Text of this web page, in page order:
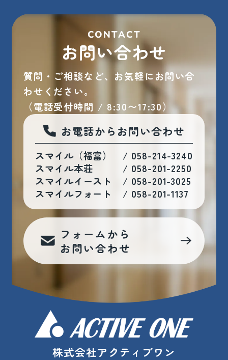
CONTACT
お問い合わせ
質問・ご相談など、お気軽にお問い合
わせください。
（電話受付時間 / 8:30〜17:30）
お電話からお問い合わせ
スマイル（福富）
スマイル本荘
スマイルイースト
スマイルフォート
/ 058-214-3240
/ 058-201-2250
/ 058-201-3025
/ 058-201-1137
フォームから
お問い合わせ
株式会社アクティブワン